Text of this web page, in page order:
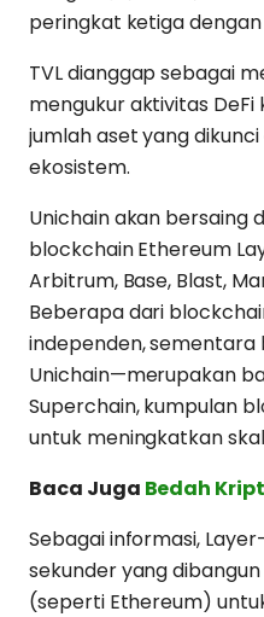
peringkat ketiga dengan
TVL dianggap sebagai
mengukur aktivitas
jumlah aset yang
ekosistem.
Unichain akan bersaing
blockchain Ethereum
Arbitrum, Base, Blast,
Beberapa dari
independen,
Unichain—merupakan
Superchain, kumpulan
untuk meningkatkan
Baca Juga Bedah
Sebagai informasi,
sekunder yang
(seperti Ethereum)